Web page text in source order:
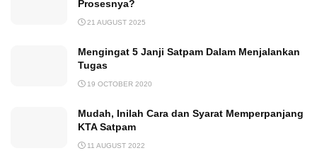
Prosesnya?
21 AUGUST 2025
Mengingat 5 Janji Satpam Dalam Menjalankan
Tugas
19 OCTOBER 2020
Mudah, Inilah Cara dan Syarat Memperpanjang
KTA Satpam
11 AUGUST 2022